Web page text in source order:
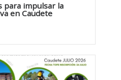
para impulsar la
en Caudete